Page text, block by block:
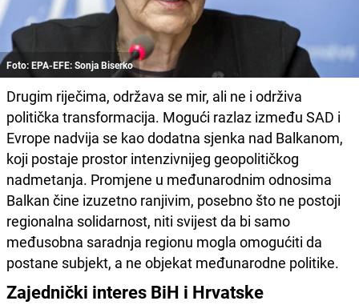
Foto: EPA-EFE: Sonja Biserko
Drugim riječima, održava se mir, ali ne i održiva
politička transformacija. Mogući razlaz između SAD i
Evrope nadvija se kao dodatna sjenka nad Balkanom,
koji postaje prostor intenzivnijeg geopolitičkog
nadmetanja. Promjene u međunarodnim odnosima
Balkan čine izuzetno ranjivim, posebno što ne postoji
regionalna solidarnost, niti svijest da bi samo
međusobna saradnja regionu mogla omogućiti da
postane subjekt, a ne objekat međunarodne politike.
Zajednički interes BiH i Hrvatske